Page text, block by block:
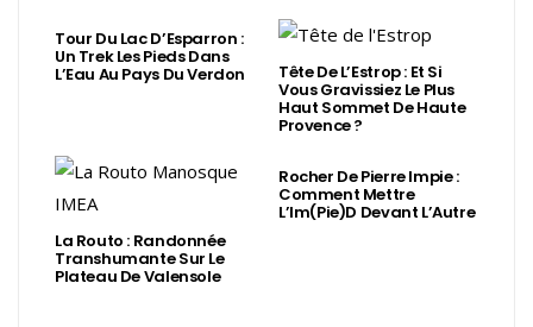
Tour Du Lac D’Esparron :
Un Trek Les Pieds Dans
L’Eau Au Pays Du Verdon Tête De L’Estrop : Et Si
Vous Gravissiez Le Plus
Haut Sommet De Haute
Provence ?
La Routo : Randonnée
Transhumante Sur Le
Plateau De Valensole
Rocher De Pierre Impie :
Comment Mettre
L’Im(Pie)d Devant L’Autre